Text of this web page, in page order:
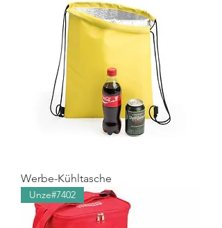
Werbe-Kühltasche
Unze#7402